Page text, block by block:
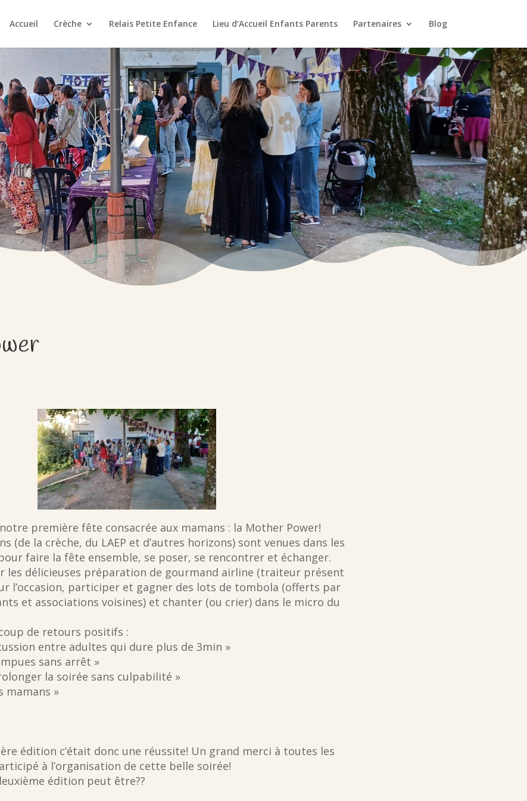
Accueil Crèche Relais Petite Enfance Lieu d’Accueil Enfants Parents Partenaires Blog
première fête consacrée aux mamans : la Mother Power!
(de la crèche, du LAEP et d’autres horizons) sont venues dans les
faire la fête ensemble, se poser, se rencontrer et échanger.
les délicieuses préparation de gourmand airline (traiteur présent
l’occasion, participer et gagner des lots de tombola (offerts par
et associations voisines) et chanter (ou crier) dans le micro du
de retours positifs :
entre adultes qui dure plus de 3min »
sans arrêt »
la soirée sans culpabilité »
mamans »
édition c’était donc une réussite! Un grand merci à toutes les
à l’organisation de cette belle soirée!
édition peut être??